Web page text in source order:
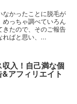
なかったことに脱毛が
っちゃ調べていろん
きたので、そのご報告
ればと思い、...
入！自己満な個
アフィリエイト